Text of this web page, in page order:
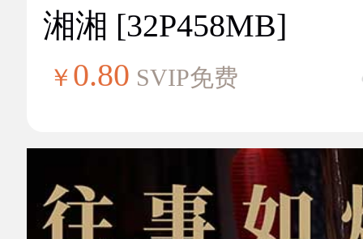
湘湘 [32P458MB]
￥ 0.80 SVIP免费